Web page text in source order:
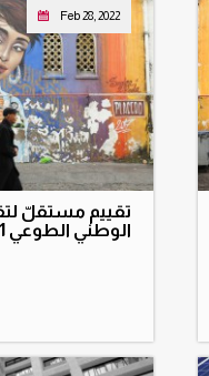
Feb 28, 2022
تقييم مستقلّ
الوطني الطوعي 2021